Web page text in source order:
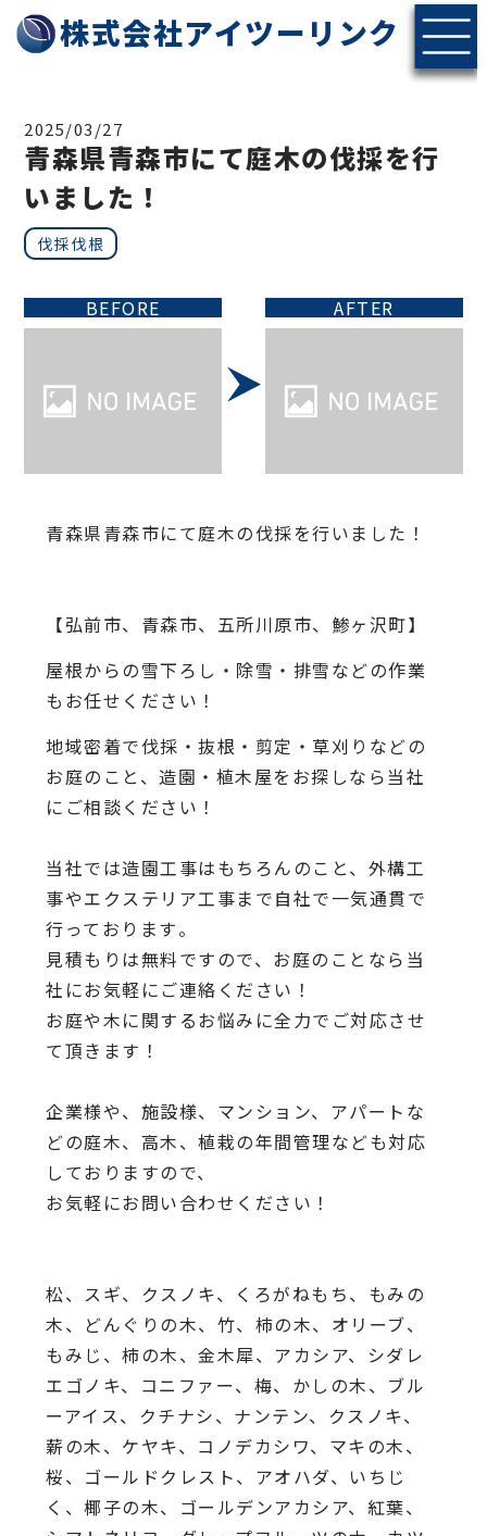
株式会社アイツーリンク
2025/03/27
青森県青森市にて庭木の伐採を行
いました！
伐採伐根
BEFORE AFTER
青森県青森市にて庭木の伐採を行いました！
【弘前市、青森市、五所川原市、鯵ヶ沢町】
屋根からの雪下ろし・除雪・排雪などの作業
もお任せください！
地域密着で伐採・抜根・剪定・草刈りなどの
お庭のこと、造園・ 植木屋をお探しなら当社
にご相談ください！
当社では造園工事はもちろんのこと、 外構工
事やエクステリア工事まで自社で一気通貫で
行っております。
見積もりは無料ですので、 お庭のことなら当
社にお気軽にご連絡ください！
お庭や木に関するお悩みに全力でご対応させ
て頂きます！
企業様や、施設様、マンション、アパートな
どの庭木、高木、植栽の年間管理なども対応
しておりますので、
お気軽にお問い合わせください！
松、スギ、クスノキ、くろがねもち、もみの
木、どんぐりの木、 竹、柿の木、オリーブ、
もみじ、柿の木、金木犀、アカシア、 シダレ
エゴノキ、コニファー、梅、かしの木、ブル
ーアイス、 クチナシ、ナンテン、クスノキ、
薪の木、ケヤキ、コノデカシワ、マキの木、
桜、 ゴールドクレスト、アオハダ、いちじ
く、椰子の木、 ゴールデンアカシア、紅葉、